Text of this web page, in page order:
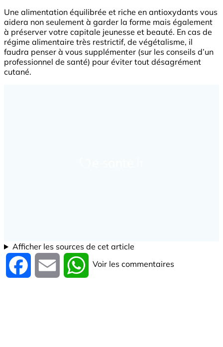
Une alimentation équilibrée et riche en antioxydants vous
aidera non seulement à garder la forme mais également
à préserver votre capitale jeunesse et beauté. En cas de
régime alimentaire très restrictif, de végétalisme, il
faudra penser à vous supplémenter (sur les conseils d’un
professionnel de santé) pour éviter tout désagrément
cutané.
Afficher les sources de cet article
Facebook Email WhatsApp
Voir les commentaires